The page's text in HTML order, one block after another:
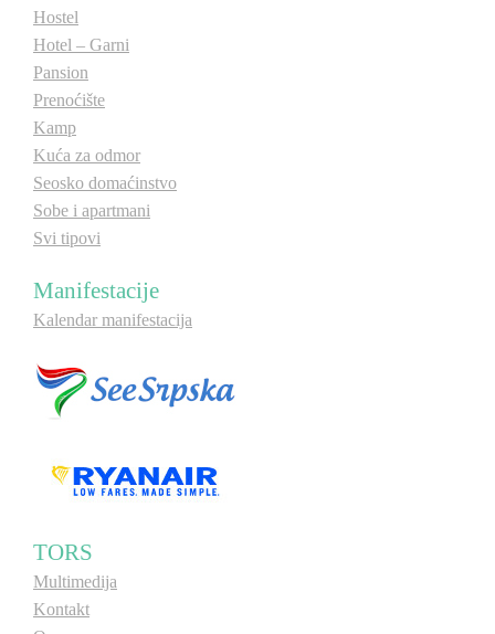
Hostel
Hotel – Garni
Pansion
Prenoćište
Kamp
Kuća za odmor
Seosko domaćinstvo
Sobe i apartmani
Svi tipovi
Manifestacije
Kalendar manifestacija
TORS
Multimedija
Kontakt